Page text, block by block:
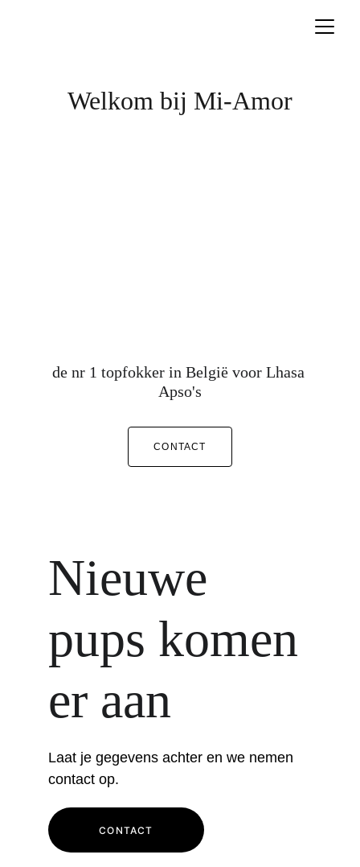
Welkom bij Mi-Amor
de nr 1 topfokker in België voor Lhasa
Apso's
CONTACT
Nieuwe
pups komen
er aan
Laat je gegevens achter en we nemen
contact op.
CONTACT